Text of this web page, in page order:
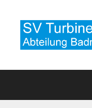
Inhalt
springen